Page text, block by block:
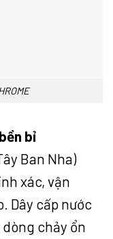
bỉ
Ban Nha)
xác, vận
Dây cấp nước
dòng chảy ổn